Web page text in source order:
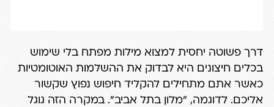
דרך פשוטה יחסית למצוא מילות מפתח בלי שימוש
בכלים חיצונים היא לבדוק את ההשלמות האוטומטיות
כאשר אתם מתחילים להקליד חיפוש נפוץ שקשור
אליכם. לדוגמה, "מלון בתל אביב". במקרה הזה גוגל